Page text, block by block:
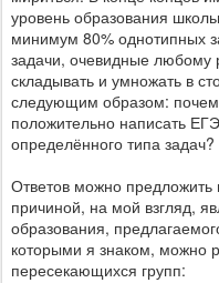
уровень образования
минимум 80% однотипных
задачи, очевидные
складывать и умножать в
следующим образом:
положительно написать
определённого типа задач?
Ответов можно предложить
причиной, на мой взгляд,
образования,
которыми я знаком, можно
пересекающихся групп: